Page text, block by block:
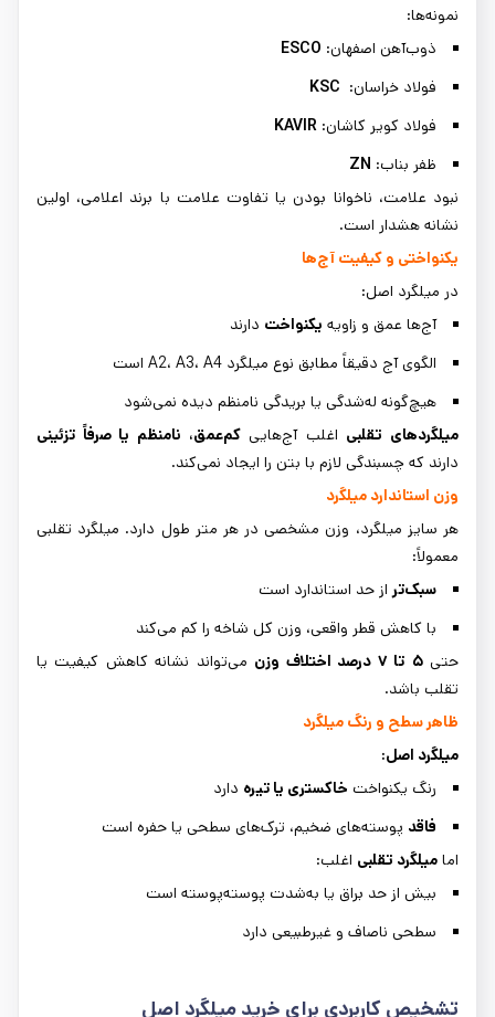
نمونه‌ها:
ذوب‌آهن اصفهان: ESCO
فولاد خراسان: KSC
فولاد کویر کاشان: KAVIR
ظفر بناب: ZN
نبود علامت، ناخوانا بودن یا تفاوت علامت با برند اعلامی، اولین
نشانه هشدار است.
یکنواختی و کیفیت آج‌ها
در میلگرد اصل:
آج‌ها عمق و زاویه یکنواخت دارند
الگوی آج دقیقاً مطابق نوع میلگرد A2، A3، A4 است
هیچ‌گونه له‌شدگی یا بریدگی نامنظم دیده نمی‌شود
میلگردهای تقلبی اغلب آج‌هاییکم‌عمق، نامنظم یا صرفاً تزئینی
دارند که چسبندگی لازم با بتن را ایجاد نمی‌کند.
وزن استاندارد میلگرد
هر سایز میلگرد، وزن مشخصی در هر متر طول دارد. میلگرد تقلبی
معمولاً:
سبک‌تراز حد استاندارد است
با کاهش قطر واقعی، وزن کل شاخه را کم می‌کند
حتی۵ تا ۷ درصد اختلاف وزن
می‌تواند نشانه کاهش کیفیت یا
تقلب باشد.
ظاهر سطح و رنگ میلگرد
میلگرد اصل:
رنگ یکنواخت خاکستری یا تیره دارد
فاقد پوسته‌های ضخیم، ترک‌های سطحی یا حفره است
اما میلگرد تقلبی اغلب:
بیش از حد براق یا به‌شدت پوسته‌پوسته است
سطحی ناصاف و غیرطبیعی دارد
تشخیص کاربردی برای خرید میلگرد اصل